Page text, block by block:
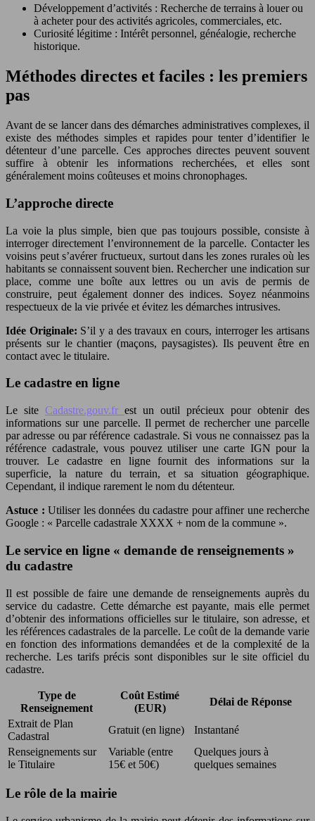
Développement d’activités : Recherche de terrains à louer ou
à acheter pour des activités agricoles, commerciales, etc.
Curiosité légitime : Intérêt personnel, généalogie, recherche
historique.
Méthodes directes et faciles : les premiers
pas
Avant de se lancer dans des démarches administratives complexes, il
existe des méthodes simples et rapides pour tenter d’identifier le
détenteur d’une parcelle. Ces approches directes peuvent souvent
suffire à obtenir les informations recherchées, et elles sont
généralement moins coûteuses et moins chronophages.
L’approche directe
La voie la plus simple, bien que pas toujours possible, consiste à
interroger directement l’environnement de la parcelle. Contacter les
voisins peut s’avérer fructueux, surtout dans les zones rurales où les
habitants se connaissent souvent bien. Rechercher une indication sur
place, comme une boîte aux lettres ou un avis de permis de
construire, peut également donner des indices. Soyez néanmoins
respectueux de la vie privée et évitez les démarches intrusives.
Idée Originale: S’il y a des travaux en cours, interroger les artisans
présents sur le chantier (maçons, paysagistes). Ils peuvent être en
contact avec le titulaire.
Le cadastre en ligne
Le site Cadastre.gouv.fr est un outil précieux pour obtenir des
informations sur une parcelle. Il permet de rechercher une parcelle
par adresse ou par référence cadastrale. Si vous ne connaissez pas la
référence cadastrale, vous pouvez utiliser une carte IGN pour la
trouver. Le cadastre en ligne fournit des informations sur la
superficie, la nature du terrain, et sa situation géographique.
Cependant, il indique rarement le nom du détenteur.
Astuce : Utiliser les données du cadastre pour affiner une recherche
Google : « Parcelle cadastrale XXXX + nom de la commune ».
Le service en ligne « demande de renseignements »
du cadastre
Il est possible de faire une demande de renseignements auprès du
service du cadastre. Cette démarche est payante, mais elle permet
d’obtenir des informations officielles sur le titulaire, son adresse, et
les références cadastrales de la parcelle. Le coût de la demande varie
en fonction des informations demandées et de la complexité de la
recherche. Les tarifs précis sont disponibles sur le site officiel du
cadastre.
Type de
Renseignement
Coût Estimé
(EUR)
Délai de Réponse
Extrait de Plan
Cadastral
Gratuit (en ligne)
Instantané
Renseignements sur
le Titulaire
Variable (entre
15€ et 50€)
Quelques jours à
quelques semaines
Le rôle de la mairie